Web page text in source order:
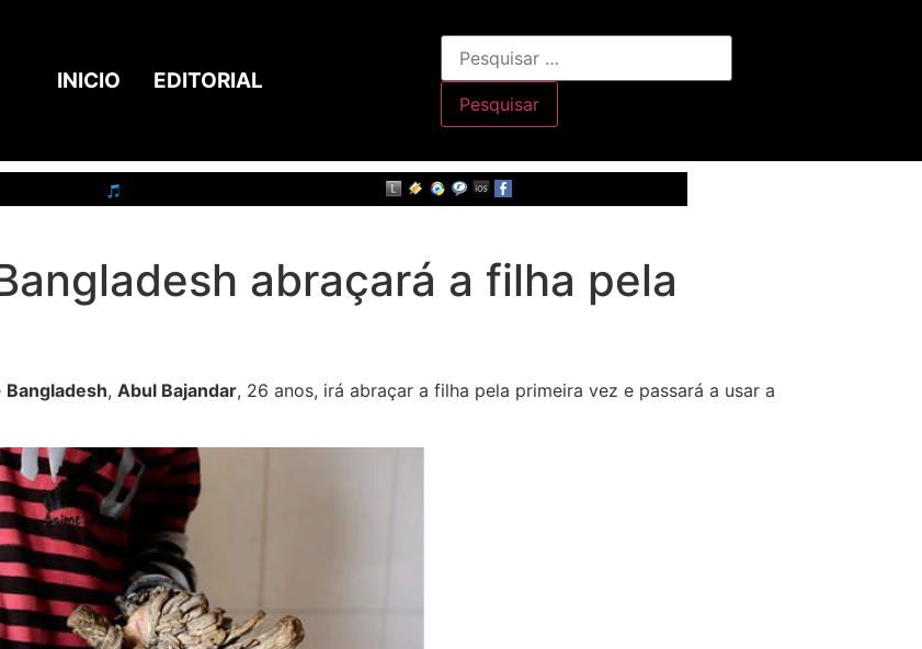
INICIO EDITORIAL
abraçará a filha pela
Bangladesh, Abul Bajandar, 26 anos, irá abraçar a filha pela primeira vez e passará a usar a